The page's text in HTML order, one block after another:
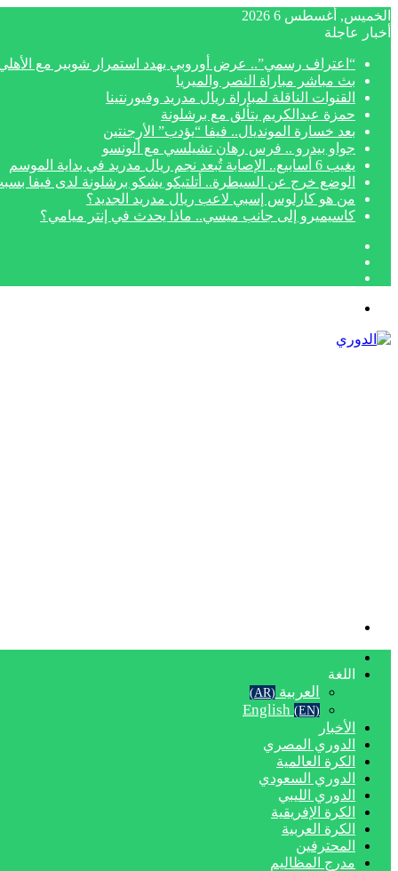
الخميس, أغسطس 6 2026
أخبار عاجلة
“اعتراف رسمي”.. عرض أوروبي يهدد استمرار شوبير مع
بث مباشر مباراة النصر والميريا
القنوات الناقلة لمباراة ريال مدريد وفيورنتينا
حمزة عبدالكريم يتألق مع برشلونة
بعد خسارة المونديال.. فيفا “يؤدب” الأرجنتين
جواو بيدرو .. فرس رهان تشيلسي مع ألونسو
يغيب 6 أسابيع.. الإصابة تُبعد نجم ريال مدريد في بداية الموسم
الوضع خرج عن السيطرة.. أتلتيكو يشكو برشلونة لدى فيفا بسبب
من هو كارلوس إسبي لاعب ريال مدريد الجديد؟
كاسيميرو إلى جانب ميسي.. ماذا يحدث في إنتر ميامي؟
اللغة
العربية (AR)
English (EN)
الأخبار
الدوري المصري
الكرة العالمية
الدوري السعودي
الدوري الليبي
الكرة الإفريقية
الكرة العربية
المحترفين
مدرج المظاليم